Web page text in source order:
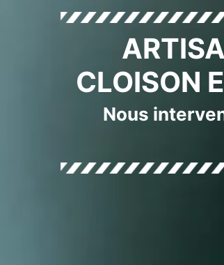
CLOISON
Nous